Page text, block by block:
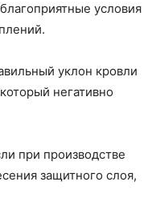
условия
уклон кровли
негативно
при производстве
защитного слоя,